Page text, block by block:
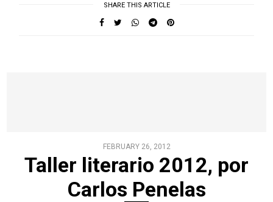
SHARE THIS ARTICLE
FEBRUARY 26, 2012
Taller literario 2012, por
Carlos Penelas